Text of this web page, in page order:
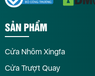
SẢN PHẨM
Cửa Nhôm Xingfa
Cửa Trượt Quay